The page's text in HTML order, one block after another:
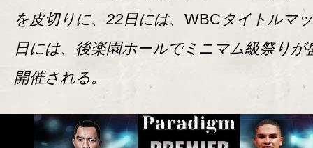
を皮切りに、22日には、 WBC タイトルマ
日には、後楽園ホールでミニマム級祭りが
開催される。